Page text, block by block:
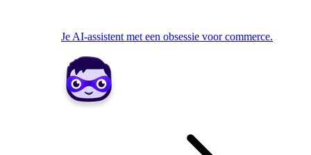
Je AI-assistent met een obsessie voor commerce.